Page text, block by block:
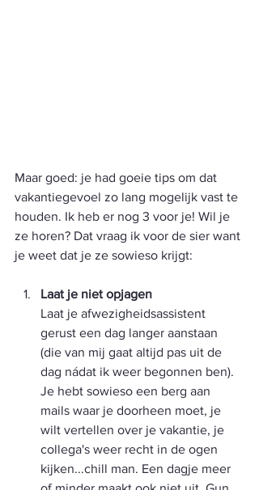
Maar goed: je had goeie tips om dat
vakantiegevoel zo lang mogelijk vast te
houden. Ik heb er nog 3 voor je! Wil je
ze horen? Dat vraag ik voor de sier want
je weet dat je ze sowieso krijgt:
Laat je niet opjagen
Laat je afwezigheidsassistent
gerust een dag langer aanstaan
(die van mij gaat altijd pas uit de
dag nádat ik weer begonnen ben).
Je hebt sowieso een berg aan
mails waar je doorheen moet, je
wilt vertellen over je vakantie, je
collega's weer recht in de ogen
kijken...chill man. Een dagje meer